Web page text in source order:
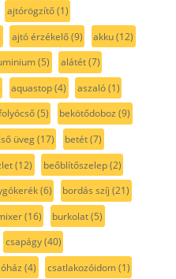
ajtórögzítő(1)
ajtó érzékelő(9) akku(12)
(5) alátét(7)
aquastop(4) aszaló(1)
(5) bekötődoboz (9)
üveg(17) betét(7)
(12) beőblítőszelep(2)
(6) bordás szíj (21)
(16) burkolat(5)
csapágy(40)
(4) csatlakozóidom(1)